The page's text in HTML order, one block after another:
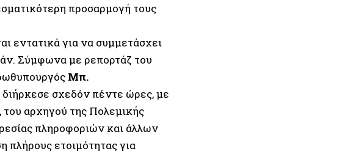
προσαρμογή τους
εντατικά για να συμμετάσχει
Σύμφωνα με ρεπορτάζ του
Μπ.
σχεδόν πέντε ώρες, με
του αρχηγού της Πολεμικής
πληροφοριών και άλλων
ετοιμότητας για